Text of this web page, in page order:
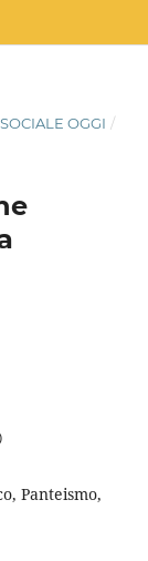
OGGI /
Panteismo,